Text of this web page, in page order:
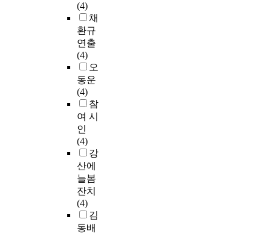
(4)
채
환규
연출
(4)
오
동운
(4)
참
여 시
인
(4)
강
산에
늘봄
잔치
(4)
김
동배